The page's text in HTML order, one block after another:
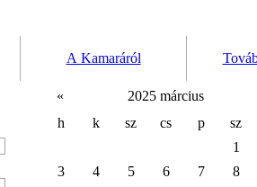
A Kamaráról
«
2025 március
h
k sz cs p
sz
1
3
4 5 6 7
8